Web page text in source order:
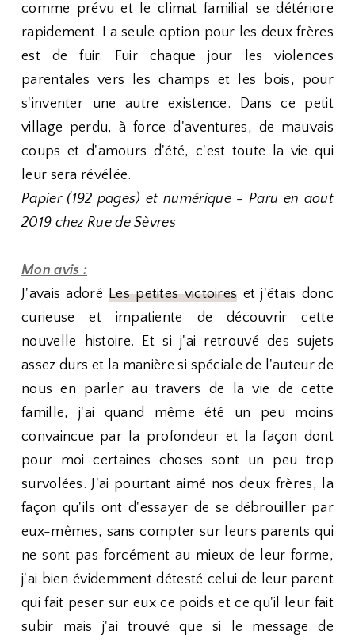
comme prévu et le climat familial se détériore
rapidement. La seule option pour les deux frères
est de fuir. Fuir chaque jour les violences
parentales vers les champs et les bois, pour
s'inventer une autre existence. Dans ce petit
village perdu, à force d'aventures, de mauvais
coups et d'amours d'été, c'est toute la vie qui
leur sera révélée.
Papier (192 pages) et numérique - Paru en aout
2019 chez Rue de Sèvres
Mon avis :
J'avais adoréLes petites victoires et j'étais donc
curieuse et impatiente de découvrir cette
nouvelle histoire. Et si j'ai retrouvé des sujets
assez durs et la manière si spéciale de l'auteur de
nous en parler au travers de la vie de cette
famille, j'ai quand même été un peu moins
convaincue par la profondeur et la façon dont
pour moi certaines choses sont un peu trop
survolées. J'ai pourtant aimé nos deux frères, la
façon qu'ils ont d'essayer de se débrouiller par
eux-mêmes, sans compter sur leurs parents qui
ne sont pas forcément au mieux de leur forme,
j'ai bien évidemment détesté celui de leur parent
qui fait peser sur eux ce poids et ce qu'il leur fait
subir mais j'ai trouvé que si le message de